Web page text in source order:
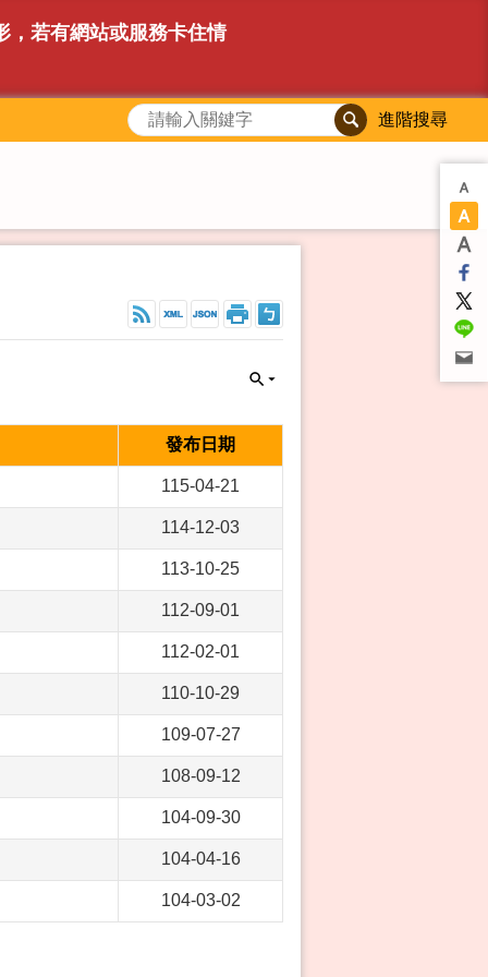
，若有網站或服務卡住情
進階搜尋
發布日期
115-04-21
114-12-03
113-10-25
112-09-01
112-02-01
110-10-29
109-07-27
108-09-12
104-09-30
104-04-16
104-03-02